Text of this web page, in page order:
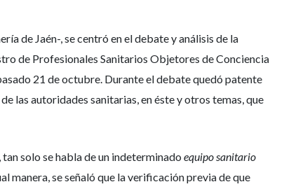
de Jaén-, se centró en el debate y análisis de la
de Profesionales Sanitarios Objetores de Conciencia
21 de octubre. Durante el debate quedó patente
las autoridades sanitarias, en éste y otros temas, que
, tan solo se habla de un indeterminado equipo sanitario
manera, se señaló que la verificación previa de que